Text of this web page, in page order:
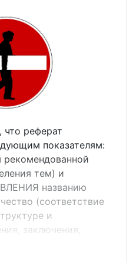
уходить в
стоит заполнять
вместить всю
несколько слайдов
важную
помещать в
защите по
слушателям
1. 1 ...
что реферат
показателям:
тем) и
названию
(соответствие
и
заключения,